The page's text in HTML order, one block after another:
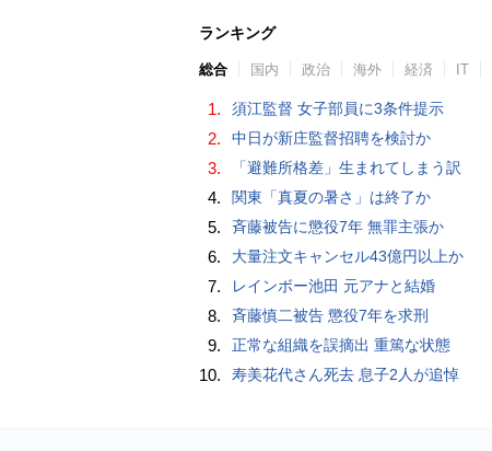
ランキング
総合 国内 政治 海外 経済 IT
1. 須江監督 女子部員に3条件提示
2. 中日が新庄監督招聘を検討か
3. 「避難所格差」生まれてしまう訳
4. 関東「真夏の暑さ」は終了か
5. 斉藤被告に懲役7年 無罪主張か
6. 大量注文キャンセル43億円以上か
7. レインボー池田 元アナと結婚
8. 斉藤慎二被告 懲役7年を求刑
9. 正常な組織を誤摘出 重篤な状態
10. 寿美花代さん死去 息子2人が追悼